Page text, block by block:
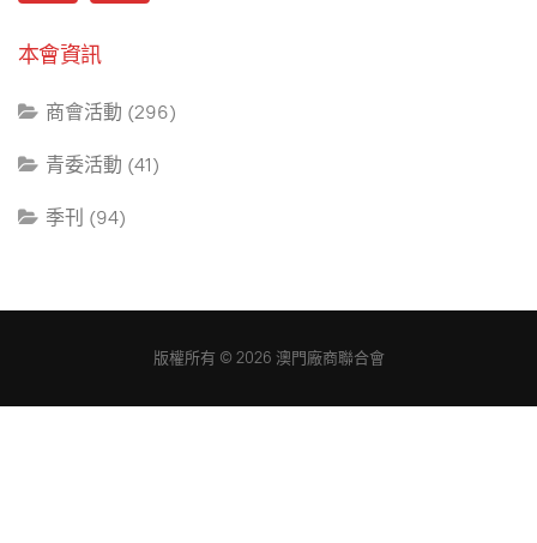
本會資訊
商會活動 (296)
青委活動 (41)
季刊 (94)
版權所有 © 2026 澳門廠商聯合會